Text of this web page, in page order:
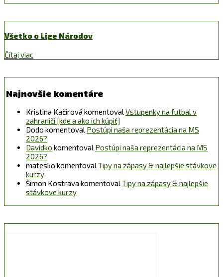
Všetko o Lige Národov
Čítaj viac
Najnovšie komentáre
Kristina Kačírová komentovalVstupenky na futbal v
zahraničí [kde a ako ich kúpiť]
Dodo komentoval Postúpi naša reprezentácia na MS
2026?
Davidko komentoval Postúpi naša reprezentácia na MS
2026?
matesko komentovalTipy na zápasy & najlepšie stávkove
kurzy
Šimon Kostrava komentovalTipy na zápasy & najlepšie
stávkove kurzy